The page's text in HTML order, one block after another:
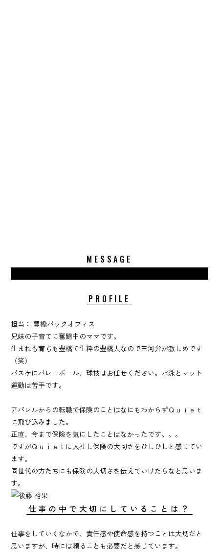
MESSAGE
PROFILE
担当： 豊橋バックオフィス
兄妹の子育てに奮闘中のママです。
生まれも育ちも豊橋で生粋の豊橋人なので三河弁が激しめです
（笑）
バスケにバレーボール、球技はお任せください。水泳とマット
運動は苦手です。
アパレルからの転職で保険のことはなにもわからずＱｕｉｅｔ
に飛び込みました。
正直、今まで保険を気にしたことはなかったです。。。
ですがＱｕｉｅｔに入社し保険の大切さをひしひしと感じてい
ます。
同世代の方たちにも保険の大切さを伝えていけたらなと思いま
す。
仕事の中で大切にしていることは？
仕事をしていくなかで、責任感や使命感を持つことは大切だと
思いますが、時には頼ることも必要だと感じています。